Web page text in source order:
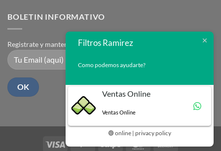
BOLETIN INFORMATIVO
Registrate y mantente en contacto
Visa
Filtros Ramirez
Como podemos ayudarte?
Ventas Online
Ventas Online
🟢 online | privacy policy